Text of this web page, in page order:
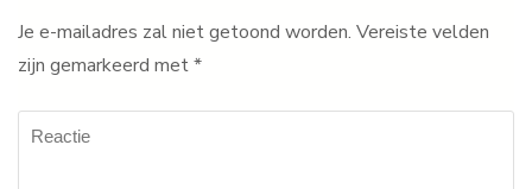
Je e-mailadres zal niet getoond worden. Vereiste velden
zijn gemarkeerd met*
Reactie